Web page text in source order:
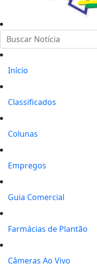
Início
Classificados
Colunas
Empregos
Guia Comercial
Farmácias de Plantão
Câmeras Ao Vivo